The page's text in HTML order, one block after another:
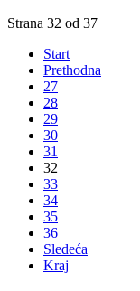
Strana 32 od 37
Start
Prethodna
27
28
29
30
31
32
33
34
35
36
Sledeća
Kraj